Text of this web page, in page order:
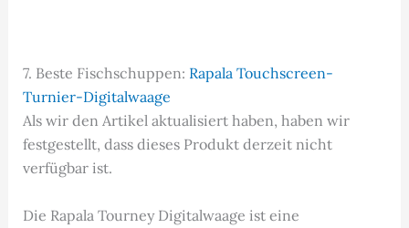
7. Beste Fischschuppen: Rapala Touchscreen-
Turnier-Digitalwaage
Als wir den Artikel aktualisiert haben, haben wir
festgestellt, dass dieses Produkt derzeit nicht
verfügbar ist.
Die Rapala Tourney Digitalwaage ist eine